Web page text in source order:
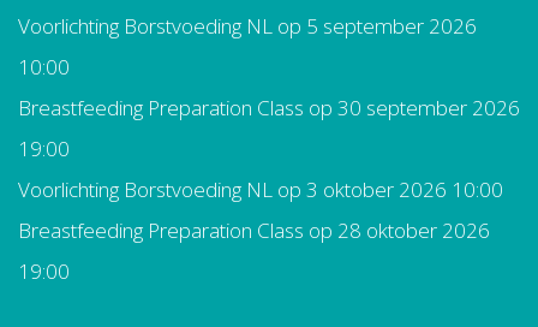
Voorlichting Borstvoeding NL op 5 september 2026
10:00
Breastfeeding Preparation Class op 30 september 2026
19:00
Voorlichting Borstvoeding NL op 3 oktober 2026 10:00
Breastfeeding Preparation Class op 28 oktober 2026
19:00